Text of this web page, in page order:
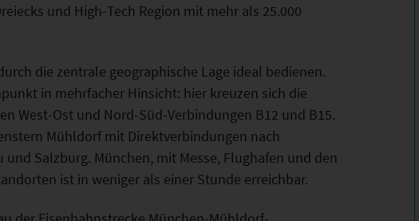
und High-Tech Region mit mehr als 25.000
die zentrale geographische Lage ideal bedienen.
in mehrfacher Hinsicht: hier kreuzen sich die
West-Ost und Nord-Süd-Verbindungen B12 und B15.
Mühldorf mit Direktverbindungen nach
Salzburg. München, mit Messe, Flughafen und den
ist in weniger als einer Stunde erreichbar.